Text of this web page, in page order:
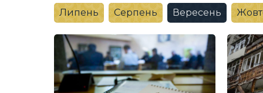
Липень Серпень Вересень